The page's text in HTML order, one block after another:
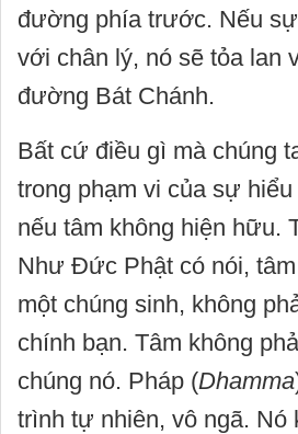
đường phía trước. Nếu
với chân lý, nó sẽ tỏa lan
đường Bát Chánh.
Bất cứ điều gì mà chúng
trong phạm vi của sự
nếu tâm không hiện hữu.
Như Đức Phật có nói,
một chúng sinh, không
chính bạn. Tâm không
chúng nó. Pháp (Dhamma
trình tự nhiên, vô ngã. Nó